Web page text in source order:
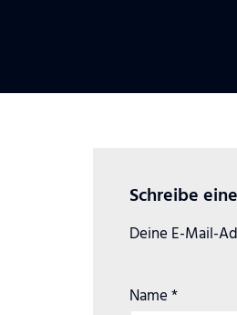
Schreibe
Deine E-Mail-
Name*